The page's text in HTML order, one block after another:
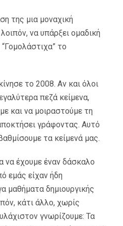
της µια µοναχική
να υπάρξει οµαδική
το
το 2008. Αν και όλοι
πεζά κείµενα,
και να µοιραστούµε τη
γράφοντας. Αυτό
τα κείµενά µας.
να έχουµε έναν δάσκαλο
εµάς είχαν ήδη
µαθήµατα δηµιουργικής
κάτι άλλο, χωρίς
γνωρίζουµε: Τα